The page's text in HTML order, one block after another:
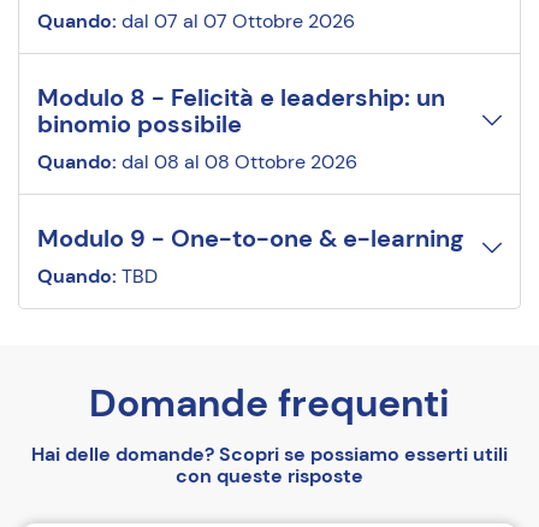
Quando: dal 07 al 07 Ottobre 2026
Modulo 8 - Felicità e leadership: un
binomio possibile
Quando: dal 08 al 08 Ottobre 2026
Modulo 9 - One-to-one & e-learning
Quando: TBD
Domande frequenti
Hai delle domande? Scopri se possiamo esserti utili
con queste risposte